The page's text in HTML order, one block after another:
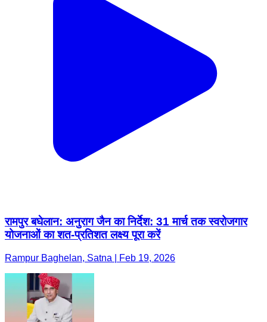
रामपुर बघेलान: अनुराग जैन का निर्देश: 31 मार्च तक स्वरोजगार
योजनाओं का शत-प्रतिशत लक्ष्य पूरा करें
Rampur Baghelan, Satna | Feb 19, 2026